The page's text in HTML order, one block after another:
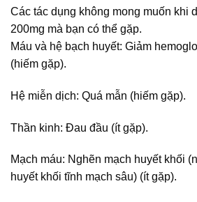
Các tác dụng không mong muốn khi
200mg mà bạn có thể gặp.
Máu và hệ bạch huyết: Giảm
(hiếm gặp).
Hệ miễn dịch: Quá mẫn (hiếm gặp).
Thần kinh: Đau đầu (ít gặp).
Mạch máu: Nghẽn mạch huyết khối
huyết khối tĩnh mạch sâu) (ít gặp).